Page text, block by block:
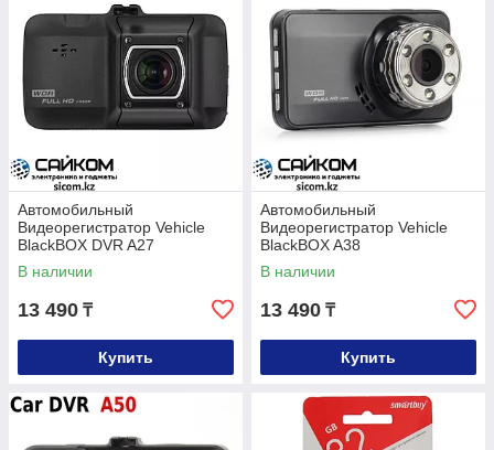
Автомобильный
Видеорегистратор Vehicle
BlackBOX DVR A27
В наличии
13 490 ₸
Купить
Автомобильный
Видеорегистратор Vehicle
BlackBOX A38
В наличии
13 490 ₸
Купить